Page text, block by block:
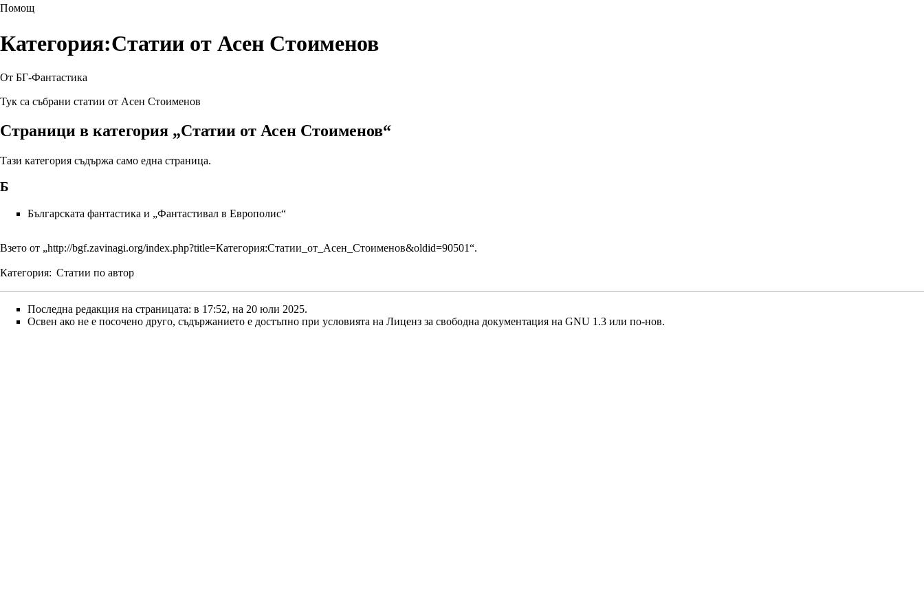
Помощ
Категория:Статии от Асен Стоименов
От БГ-Фантастика
Тук са събрани статии от Асен Стоименов
Страници в категория „Статии от Асен Стоименов“
Тази категория съдържа само една страница.
Б
Българската фантастика и „Фантастивал в Европолис“
Взето от „http://bgf.zavinagi.org/index.php?title=Категория:Статии_от_Асен_Стоименов&oldid=90501“.
Категория: Статии по автор
Последна редакция на страницата: в 17:52, на 20 юли 2025.
Освен ако не е посочено друго, съдържанието е достъпно при условията на Лиценз за свободна документация на GNU 1.3 или по-нов.